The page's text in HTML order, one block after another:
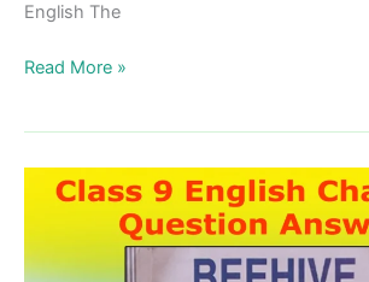
English The
Class
Bond
Question
Read More »